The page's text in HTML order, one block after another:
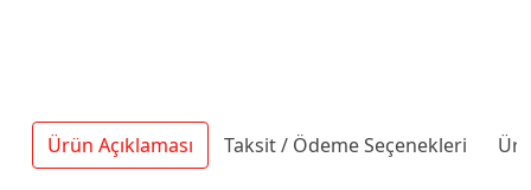
Ürün Açıklaması Taksit / Ödeme Seçenekleri